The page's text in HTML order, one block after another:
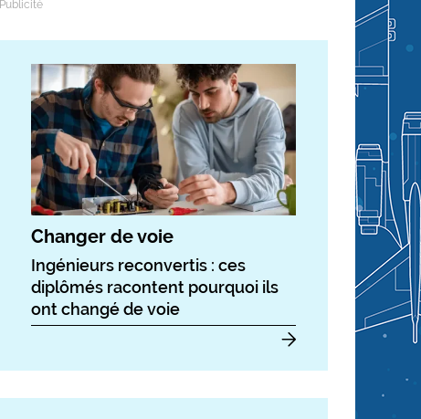
Changer de voie
Ingénieurs reconvertis : ces
diplômés racontent pourquoi ils
ont changé de voie